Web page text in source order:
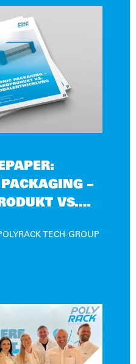
–
VS.
TECH-GROUP